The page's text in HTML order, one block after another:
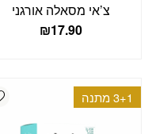
צ’אי מסאלה אורגני
₪17.90
3+1 מתנה